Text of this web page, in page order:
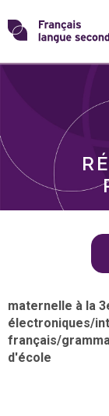
Skip
toTransformons
langue
THÈMES
maternelle à la
électroniques/
français/
d'école